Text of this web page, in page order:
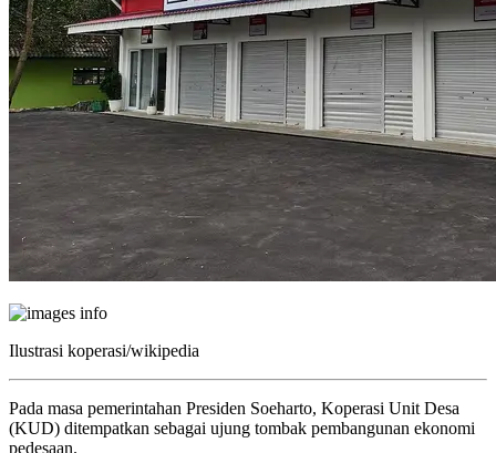
Ilustrasi koperasi/wikipedia
Pada masa pemerintahan Presiden Soeharto, Koperasi Unit Desa
(KUD) ditempatkan sebagai ujung tombak pembangunan ekonomi
pedesaan.